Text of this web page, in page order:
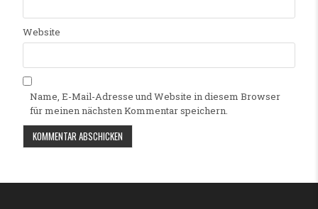
Website
Name, E-Mail-Adresse und Website in diesem Browser
für meinen nächsten Kommentar speichern.